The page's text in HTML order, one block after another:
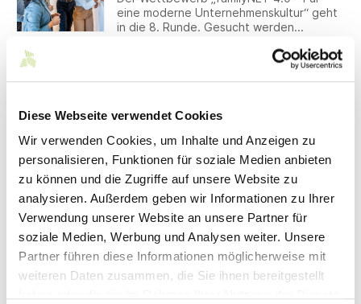
Diese Webseite verwendet Cookies
Wir verwenden Cookies, um Inhalte und Anzeigen zu
personalisieren, Funktionen für soziale Medien anbieten
zu können und die Zugriffe auf unsere Website zu
analysieren. Außerdem geben wir Informationen zu Ihrer
Verwendung unserer Website an unsere Partner für
soziale Medien, Werbung und Analysen weiter. Unsere
Partner führen diese Informationen möglicherweise mit
weiteren Daten zusammen, die Sie ihnen bereitgestellt
eine moderne Unternehmenskultur“ geht
in die 8. Runde. Gesucht werden
Arbeitswelt gehen – mit innovativer
Gesundheitsförderung oder echter
OLYMP sieht Nachhaltigkeit als
Die OLYMP Bezner KG hat ihren
veröffentlicht. Der aktuelle Bericht ist ein
klares Bekenntnis zu unternehmerischer
Verpflichtung in herausfordernden
Zeiten.
12.05.2026
Sera Reflect und Isa Reflect: AMANNs
retroreflektierende Produktlösungen
zum Nähen und Sticken
Mit Sera Reflect und Isa Reflect erweitert
AMANN sein Portfolio um zwei innovative
Produkte für verbesserte Sichtbarkeit bei